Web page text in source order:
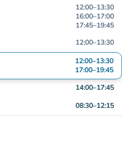
12:00–13:30
16:00–17:00
17:45–19:45
12:00–13:30
12:00–13:30
17:00–19:45
14:00–17:45
08:30–12:15